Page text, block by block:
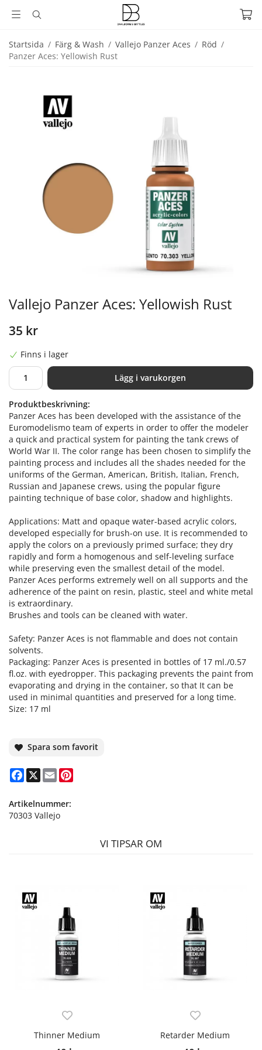
Startsida / Färg & Wash / Vallejo Panzer Aces / Röd /
Panzer Aces: Yellowish Rust
Vallejo Panzer Aces: Yellowish Rust
35 kr
Finns i lager
Lägg i varukorgen
Produktbeskrivning:
Panzer Aces has been developed with the assistance of the
Euromodelismo team of experts in order to offer the modeler
a quick and practical system for painting the tank crews of
World War II. The color range has been chosen to simplify the
painting process and includes all the shades needed for the
uniforms of the German, American, British, Italian, French,
Russian and Japanese crews, using the popular figure
painting technique of base color, shadow and highlights.
Applications: Matt and opaque water-based acrylic colors,
developed especially for brush-on use. It is recommended to
apply the colors on a previously primed surface; they dry
rapidly and form a homogenous and self-leveling surface
while preserving even the smallest detail of the model.
Panzer Aces performs extremely well on all supports and the
adherence of the paint on resin, plastic, steel and white metal
is extraordinary.
Brushes and tools can be cleaned with water.
Safety: Panzer Aces is not flammable and does not contain
solvents.
Packaging: Panzer Aces is presented in bottles of 17 ml./0.57
fl.oz. with eyedropper. This packaging prevents the paint from
evaporating and drying in the container, so that It can be
used in minimal quantities and preserved for a long time.
Size: 17 ml
Spara som favorit
Facebook
X Email
Artikelnummer:
70303 Vallejo
VI TIPSAR OM
Thinner Medium Retarder Medium